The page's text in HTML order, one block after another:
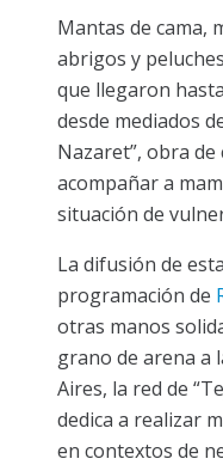
Mantas de cama,
abrigos y
que llegaron
desde mediados
Nazaret”, obra de
acompañar a
situación de
La difusión de
programación de
otras manos
grano de arena a
Aires, la red de
dedica a realizar
en contextos de